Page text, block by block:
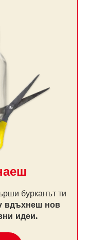
бурканът ти
вдъхнеш нов
идеи.